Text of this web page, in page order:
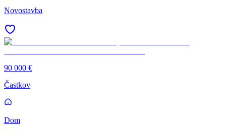
Novostavba
90 000 €
Častkov
Dom